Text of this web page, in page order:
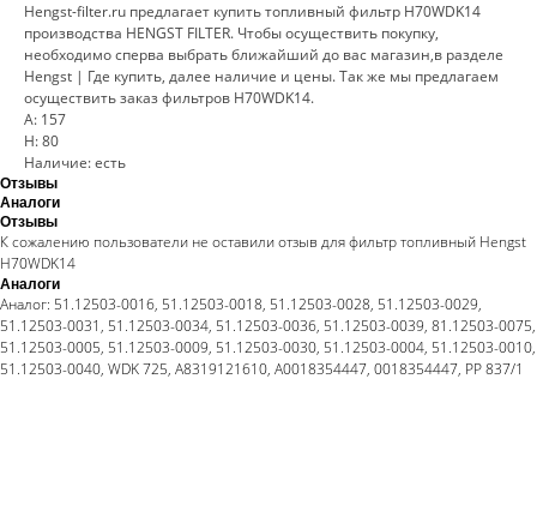
Hengst-filter.ru предлагает купить топливный фильтр H70WDK14
производства HENGST FILTER. Чтобы осуществить покупку,
необходимо сперва выбрать ближайший до вас магазин,в разделе
Hengst | Где купить, далее наличие и цены. Так же мы предлагаем
осуществить заказ фильтров H70WDK14.
A: 157
H: 80
Наличие: есть
Отзывы
Аналоги
Отзывы
К сожалению пользователи не оставили отзыв для фильтр топливный Hengst
H70WDK14
Аналоги
Аналог: 51.12503-0016, 51.12503-0018, 51.12503-0028, 51.12503-0029,
51.12503-0031, 51.12503-0034, 51.12503-0036, 51.12503-0039, 81.12503-0075,
51.12503-0005, 51.12503-0009, 51.12503-0030, 51.12503-0004, 51.12503-0010,
51.12503-0040, WDK 725, A8319121610, A0018354447, 0018354447, PP 837/1